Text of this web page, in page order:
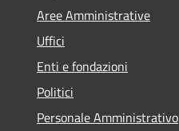
Aree Amministrative
Uffici
Enti e fondazioni
Politici
Personale Amministrativo